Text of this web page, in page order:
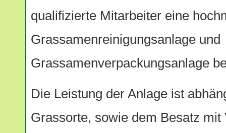
qualifizierte Mitarbeiter eine
Grassamenreinigungsanlage und
Grassamenverpackungsanlage
Die Leistung der Anlage ist
Grassorte, sowie dem Besatz mit